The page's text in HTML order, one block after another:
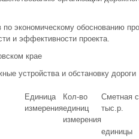
экономическому обоснованию
и эффективности проекта.
крае
устройства и обстановку дороги
Единица
измерения
Кол-во
единиц
измерения
Сметная
тыс.р.
единицы